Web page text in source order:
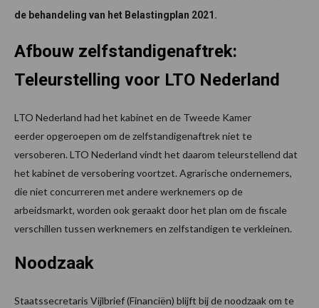
de behandeling van het Belastingplan 2021.
Afbouw zelfstandigenaftrek:
Teleurstelling voor LTO Nederland
LTO Nederland had het kabinet en de Tweede Kamer
eerder opgeroepen om de zelfstandigenaftrek niet te
versoberen. LTO Nederland vindt het daarom teleurstellend dat
het kabinet de versobering voortzet. Agrarische ondernemers,
die niet concurreren met andere werknemers op de
arbeidsmarkt, worden ook geraakt door het plan om de fiscale
verschillen tussen werknemers en zelfstandigen te verkleinen.
Noodzaak
Staatssecretaris Vijlbrief (Financiën) blijft bij de noodzaak om te